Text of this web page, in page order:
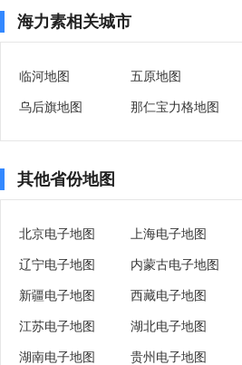
海力素相关城市
临河地图 五原地图
乌后旗地图 那仁宝力格地图
其他省份地图
北京电子地图 上海电子地图
辽宁电子地图 内蒙古电子地图
新疆电子地图 西藏电子地图
江苏电子地图 湖北电子地图
湖南电子地图 贵州电子地图